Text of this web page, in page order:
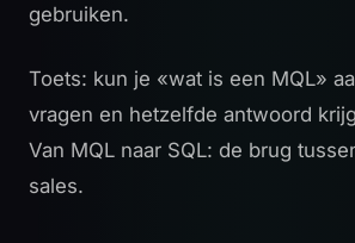
gebruiken.
Toets: kun je «wat is een MQL»
vragen en hetzelfde antwoord
Van MQL naar SQL: de brug
sales.